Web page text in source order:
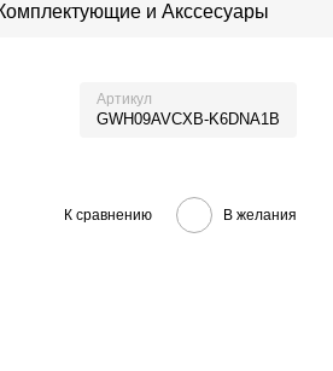
и Акссесуары
Артикул
GWH09AVCXB-K6DNA1B
К сравнению В желания